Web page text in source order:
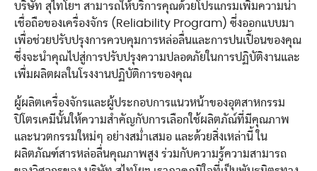
บริษัท สุไทโยฯ สามารถให้บริการคุณด้วยโปรแกรมเพิ่มความน่า
เชื่อถือของเครื่องจักร (Reliability Program) ซึ่งออกแบบมา
เพื่อช่วยปรับปรุงการควบคุมการหล่อลื่นและการปนเปื้อนของคุณ
ซึ่งจะนำคุณไปสู่การปรับปรุงความปลอดภัยในการปฏิบัติงานและ
เพื่มผลิตผลในโรงงานปฏิบัติการของคุณ
ผู้ผลิตเครื่องจักรและผู้ประกอบการแนวหน้าของอุตสาหกรรม
ปิโตรเคมีนั้นให้ความสำคัญกับการเลือกใช้ผลิตภัณ์ที่มีคุณภาพ
และนวตกรรมใหม่ๆ อย่างสม่ำเสมอ และด้วยสิ่งเหล่านี้ ใน
ผลิตภัณฑ์สารหล่อลื่นคุณภาพสูง ร่วมกับความรู้ความสามารถ